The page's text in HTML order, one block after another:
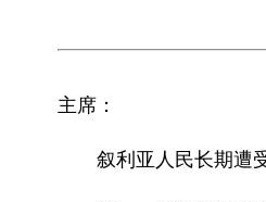
主席：
叙利亚人民长期遭